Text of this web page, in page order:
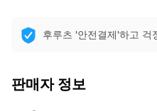
후루츠 '안전결제'하고 걱
판매자 정보